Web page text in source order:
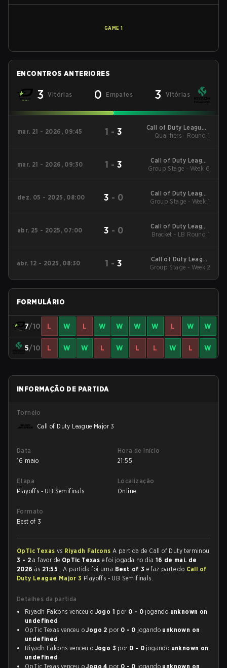
GAME 1
ENCONTROS ANTERIORES
3 Vitórias 0 Empates 3 Vitórias
mar. 21 - 2026, 09:45 1 - 3
Call of Duty League -
Call of Duty League
Qualifiers - Round 1
mar. 21 - 2026, 09:30 1 - 3
Call of Duty League
2026 Regular Season
Group Stage - Week 6
dez. 05 - 2025, 08:00 3 - 0
Call of Duty League
2026 Regular Season
Group Stage - Week 1
abr. 25 - 2025, 07:00 3 - 0
Call of Duty League
2025 Regular Season
Bracket - LB Round 1
abr. 12 - 2025, 08:30 1 - 3
Call of Duty League
2025 Regular Season
Group Stage - Week 2
FORMULÁRIO
7/10 L W L W W W W L W W
5/10 L W W L W L L W L W
INFORMAÇÃO DE PARTIDA
Torneio
Call of Duty League Major 3
Data
16 maio
Hora de início
21:55
Etapa
Playoffs - UB Semifinals
Localização
Online
Formato
Best of 3
OpTic Texas vs Riyadh FalconsA partida de Call of Duty terminou
3 - 2 a favor de OpTic Texas e foi jogada no dia 16 de mai. de
2026 às 21:55 . A partida foi uma Best of 3 e faz parte do Call of
Duty League Major 3 Playoffs - UB Semifinals.
Detalhes da partida
Riyadh Falcons venceu o Jogo 1 por 0 - 0 jogando unknown on
undefined
OpTic Texas venceu oJogo 2 por 0 - 0 jogando unknown on
undefined
Riyadh Falcons venceu o Jogo 3 por 0 - 0 jogando unknown on
undefined
OpTic Texas venceu oJogo 4 por 0 - 0 jogando unknown on